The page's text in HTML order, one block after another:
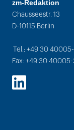
zm-Redaktion
Chausseestr. 13
D-10115 Berlin
Tel.: +49 30
Fax: +49 30 40005-
LinkedIn